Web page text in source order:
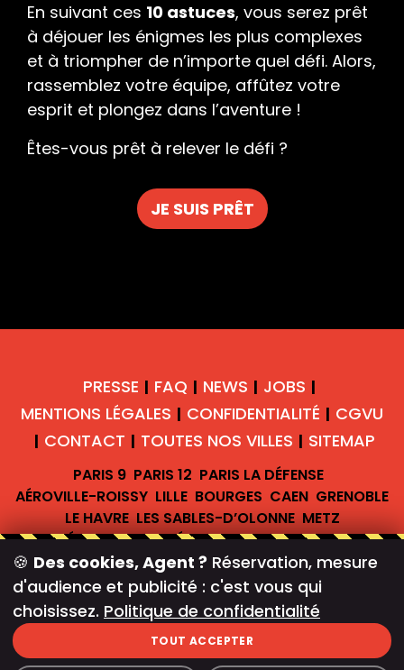
En suivant ces 10 astuces, vous serez prêt
à déjouer les énigmes les plus complexes
et à triompher de n’importe quel défi. Alors,
rassemblez votre équipe, affûtez votre
esprit et plongez dans l’aventure !
Êtes-vous prêt à relever le défi ?
JE SUIS PRÊT
PRESSE | FAQ | NEWS | JOBS |
MENTIONS LÉGALES | CONFIDENTIALITÉ | CGVU
| CONTACT | TOUTES NOS VILLES | SITEMAP
PARIS 9 PARIS 12 PARIS LA DÉFENSE
AÉROVILLE-ROISSY LILLE BOURGES CAEN GRENOBLE
LE HAVRE LES SABLES-D’OLONNE METZ
MONTÉLIMAR MONTRÉAL PONTAULT-COMBAULT
ROUEN TARBES TERVILLE GRAND REX
#teambreakofficiel
🍪 Des cookies, Agent ? Réservation, mesure
d'audience et publicité : c'est vous qui
choisissez. Politique de confidentialité
TOUT ACCEPTER